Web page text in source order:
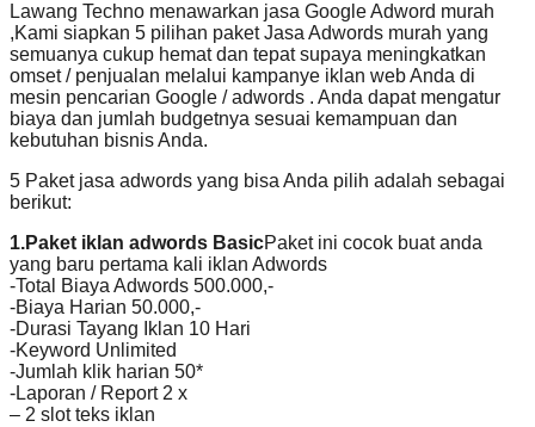
Lawang Techno menawarkan jasa Google Adword murah
,Kami siapkan 5 pilihan paket Jasa Adwords murah yang
semuanya cukup hemat dan tepat supaya meningkatkan
omset / penjualan melalui kampanye iklan web Anda di
mesin pencarian Google / adwords . Anda dapat mengatur
biaya dan jumlah budgetnya sesuai kemampuan dan
kebutuhan bisnis Anda.
5 Paket jasa adwords yang bisa Anda pilih adalah sebagai
berikut:
1.Paket iklan adwords BasicPaket ini cocok buat anda
yang baru pertama kali iklan Adwords
-Total Biaya Adwords 500.000,-
-Biaya Harian 50.000,-
-Durasi Tayang Iklan 10 Hari
-Keyword Unlimited
-Jumlah klik harian 50*
-Laporan / Report 2 x
– 2 slot teks iklan